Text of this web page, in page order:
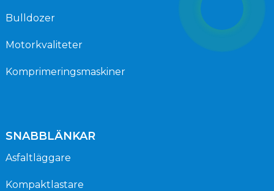
Bulldozer
Motorkvaliteter
Komprimeringsmaskiner
SNABBLÄNKAR
Asfaltläggare
Kompaktlastare